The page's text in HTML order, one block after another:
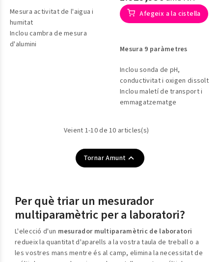
Mesura activitat de l'aigua i
humitat
Inclou cambra de mesura
d'alumini
Afegeix a la cistella
Mesura 9 paràmetres
Inclou sonda de pH,
conductivitat i oxigen dissolt
Inclou maletí de transport i
emmagatzematge
Veient 1-10 de 10 articles(s)
Tornar Amunt 
Per què triar un mesurador
multiparamètric per a laboratori?
L'elecció d'un mesurador multiparamètric de laboratori
redueix la quantitat d'aparells a la vostra taula de treball o a
les vostres mans mentre és al camp, elimina la necessitat de